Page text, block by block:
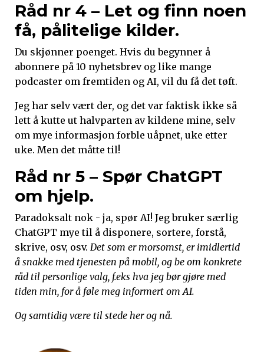
Råd nr 4 – Let og finn noen
få, pålitelige kilder.
Du skjønner poenget. Hvis du begynner å
abonnere på 10 nyhetsbrev og like mange
podcaster om fremtiden og AI, vil du få det tøft.
Jeg har selv vært der, og det var faktisk ikke så
lett å kutte ut halvparten av kildene mine, selv
om mye informasjon forble uåpnet, uke etter
uke. Men det måtte til!
Råd nr 5 – Spør ChatGPT
om hjelp.
Paradoksalt nok - ja, spør AI! Jeg bruker særlig
ChatGPT mye til å disponere, sortere, forstå,
skrive, osv, osv. Det som er morsomst, er imidlertid
å snakke med tjenesten på mobil, og be om konkrete
råd til personlige valg, f.eks hva jeg bør gjøre med
tiden min, for å føle meg informert om AI.
Og samtidig være til stede her og nå.